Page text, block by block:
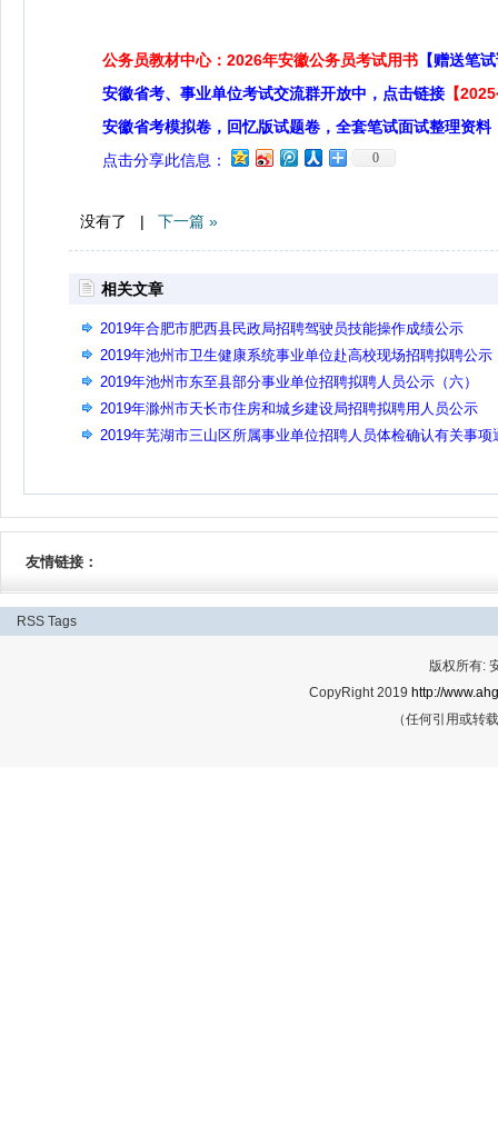
公务员教材中心：2026年安徽公务员考试用书 【赠送笔
安徽省考、事业单位考试交流群开放中，点击链接 【
安徽省考模拟卷，回忆版试题卷，全套笔试面试整理资料
点击分享此信息：
0
没有了 | 下一篇 »
相关文章
2019年合肥市肥西县民政局招聘驾驶员技能操作成绩公示
2019年池州市卫生健康系统事业单位赴高校现场招聘拟聘公示
（三）
2019年池州市东至县部分事业单位招聘拟聘人员公示（六）
2019年滁州市天长市住房和城乡建设局招聘拟聘用人员公示
2019年芜湖市三山区所属事业单位招聘人员体检确认有关事项
友情链接：
RSS Tags
版权所有:
CopyRight 2019 http://
（任何引用或转